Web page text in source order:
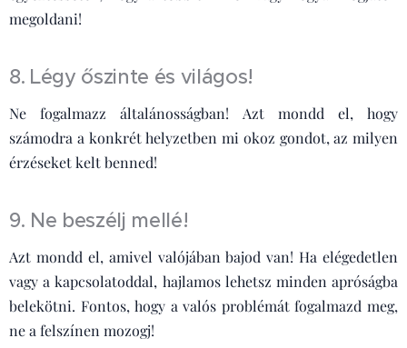
megoldani!
8. Légy őszinte és világos!
Ne fogalmazz általánosságban! Azt mondd el, hogy
számodra a konkrét helyzetben mi okoz gondot, az milyen
érzéseket kelt benned!
9. Ne beszélj mellé!
Azt mondd el, amivel valójában bajod van! Ha elégedetlen
vagy a kapcsolatoddal, hajlamos lehetsz minden apróságba
belekötni. Fontos, hogy a valós problémát fogalmazd meg,
ne a felszínen mozogj!